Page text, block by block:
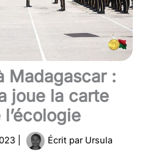
Madagascar :
joue la carte
Écrit par Ursula